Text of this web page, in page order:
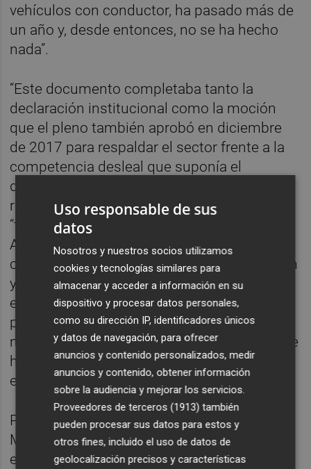
vehículos con conductor, ha pasado más de
un año y, desde entonces, no se ha hecho
nada”.
“Este documento completaba tanto la
declaración institucional como la moción
que el pleno también aprobó en diciembre
de 2017 para respaldar el sector frente a la
competencia desleal que suponía el
descontrol de licencias de VTC”, ha
recordado Redondo, que ha explicado que
“tanto la Confederación de Taxistas
Autónomos de la Comunitat Valenciana
como la Asociación de Taxistas de Castellón
y Provincia consideran necesarias la puesta
en marcha de medidas urgentes que velen
por el cumplimento de estos acuerdos,
máxime teniendo en cuenta el descenso que
ha experimentado el número de servicios
estos meses debido a la pandemia”.
Por otra parte, el concejal del Grupo
Municipal Popular también ha pedido al
equipo de gobierno de Amparo Marco que,
Uso responsable de sus
datos
Nosotros y nuestros socios utilizamos
cookies y tecnologías similares para
almacenar y acceder a información en su
dispositivo y procesar datos personales,
como su dirección IP, identificadores únicos
y datos de navegación, para ofrecer
anuncios y contenido personalizados, medir
anuncios y contenido, obtener información
sobre la audiencia y mejorar los servicios.
Proveedores de terceros (1913) también
pueden procesar sus datos para estos y
otros fines, incluido el uso de datos de
geolocalización precisos y características